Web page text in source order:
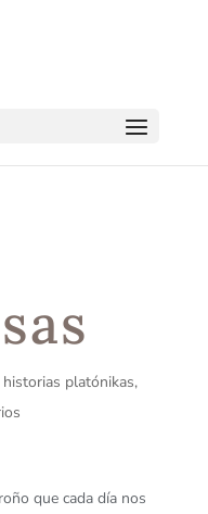
historias platónikas,
que cada día nos